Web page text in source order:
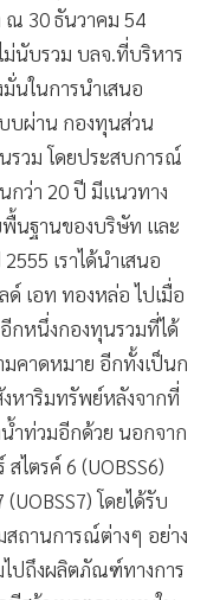
ณ 30 ธันวาคม 54
นับรวม บลจ.ที่บริหาร
นในการนำเสนอ
บผ่าน กองทุนส่วน
รวม โดยประสบการณ์
กว่า 20 ปี มีแนวทาง
นฐานของบริษัท และ
เราได้นำเสนอ
เอท ทองหล่อ ไปเมื่อ
กหนึ่งกองทุนรวมที่ได้
คาดหมาย อีกทั้งเป็นก
หาริมทรัพย์หลังจากที่
ำท่วมอีกด้วย นอกจาก
ไตรค์ 6 (UOBSS6)
โดยได้รับ
ถานการณ์ต่างๆ อย่าง
ไปถึงผลิตภัณฑ์ทางการ